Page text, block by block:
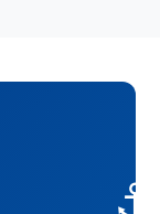
⚓